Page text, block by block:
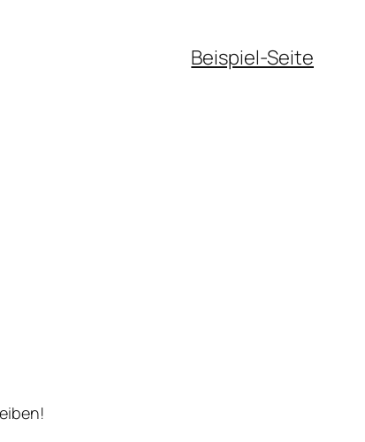
Beispiel-Seite